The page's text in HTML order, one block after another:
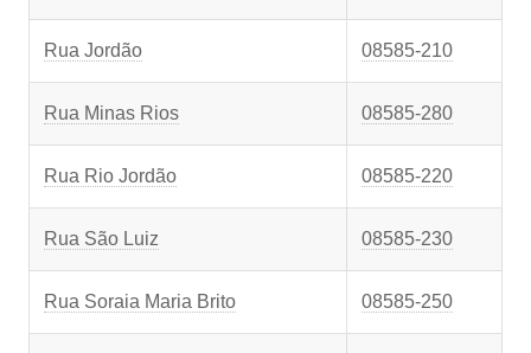
Rua Jordão 08585-210
Rua Minas Rios 08585-280
Rua Rio Jordão 08585-220
Rua São Luiz 08585-230
Rua Soraia Maria Brito 08585-250